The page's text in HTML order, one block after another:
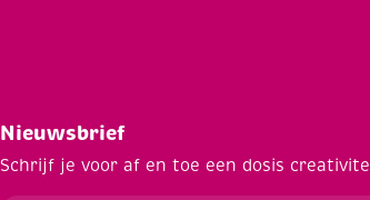
Nieuwsbrief
Schrijf je voor af en toe een dosis